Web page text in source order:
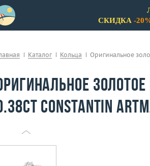
СКИДКА -
Каталог Кольца Оригинальное
Constantin